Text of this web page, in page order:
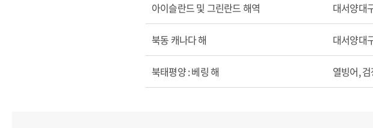
아이슬란드 및 그린란드 해역 대서양대
북동 캐나다 해 대서양대
북태평양 : 베링 해 열빙어,